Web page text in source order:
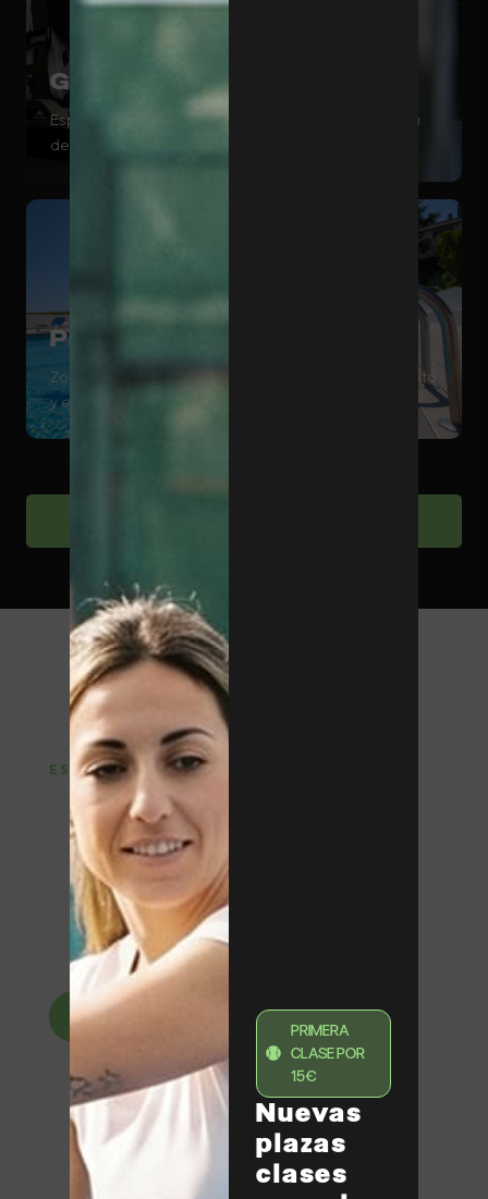
Gimnasio
Espacio de entrenamiento equipado con tecnología
de última generación.
Piscina
Zona de piscina para complementar el entrenamiento
y el bienestar deportivo.
ESCUELA DEPORTIVA
Clases de tenis y pádel
en Barcelona
Entrenamientos para adultos y niños con grupos
reducidos, entrenadores especializados y programas
adaptados a todos los niveles, desde iniciación hasta
competición.
Ver clases
PRIMERA
CLASE POR
15€
Nuevas
plazas
clases